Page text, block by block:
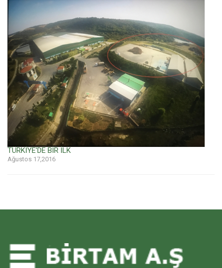
TÜRKİYE'DE BİR İLK
Ağustos 17,2016